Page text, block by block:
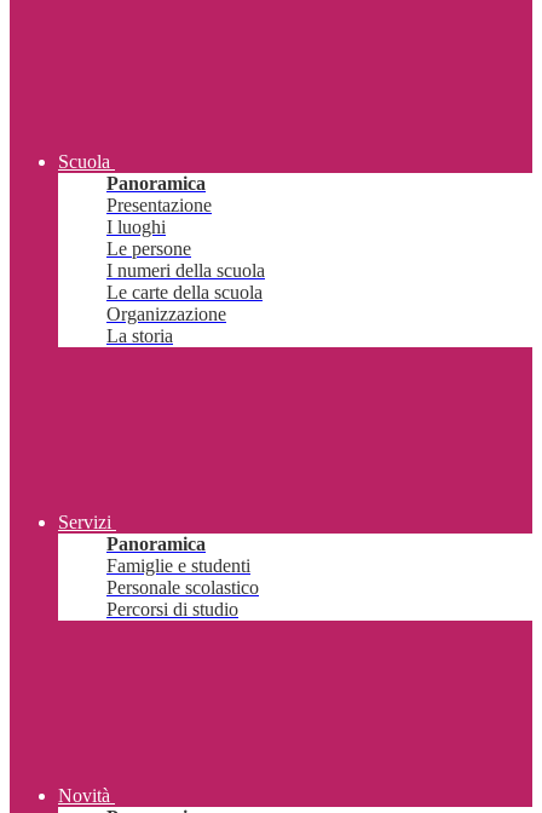
Scuola
Panoramica
Presentazione
I luoghi
Le persone
I numeri della scuola
Le carte della scuola
Organizzazione
La storia
Servizi
Panoramica
Famiglie e studenti
Personale scolastico
Percorsi di studio
Novità